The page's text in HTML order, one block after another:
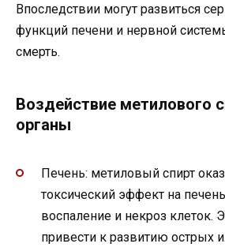
Впоследствии могут развиться
функций печени и нервной
смерть.
Воздействие метилового
органы
Печень: метиловый спирт
токсический эффект на
воспаление и некроз клеток.
привести к развитию острых